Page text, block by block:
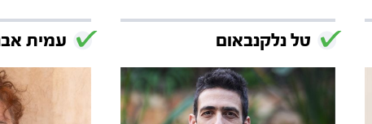
טל נלקנבאום עמית